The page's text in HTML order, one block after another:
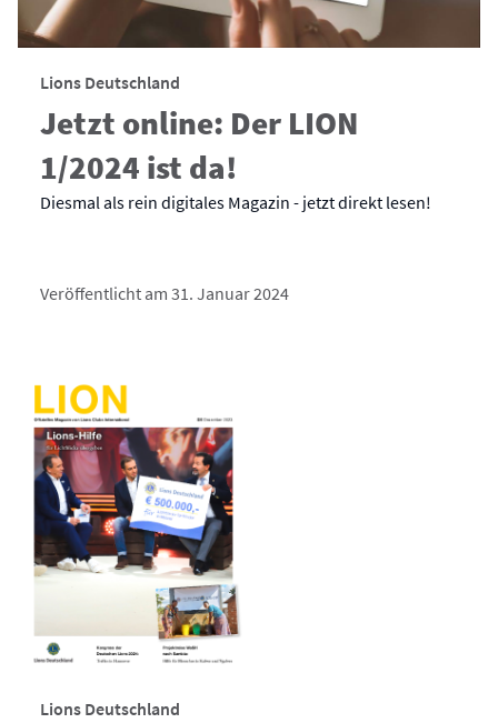
Lions Deutschland
Jetzt online: Der LION
1/2024 ist da!
Diesmal als rein digitales Magazin - jetzt direkt lesen!
Veröffentlicht am 31. Januar 2024
Lions Deutschland